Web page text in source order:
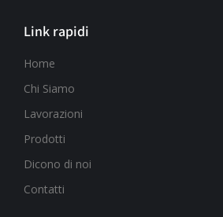
Link rapidi
Home
Chi Siamo
Lavorazioni
Prodotti
Dicono di noi
Contatti